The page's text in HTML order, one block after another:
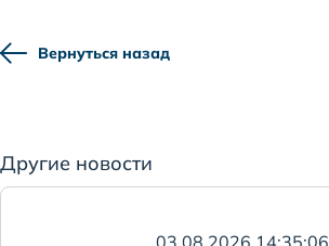
Вернуться назад
Другие новости
03.08.2026 14:35:06